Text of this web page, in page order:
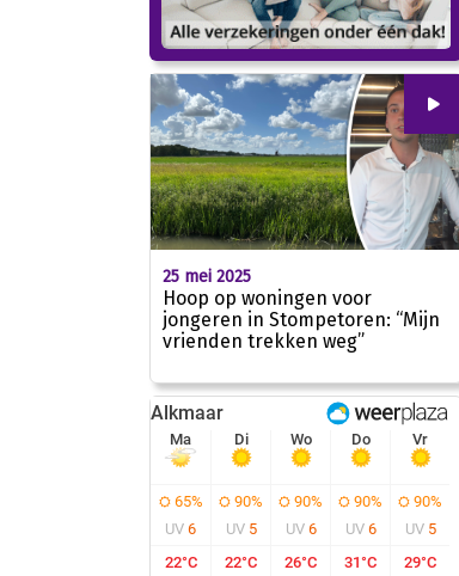
00:00
25 mei 2025
Hoop op woningen voor
jongeren in Stompetoren: “Mijn
vrienden trekken weg”